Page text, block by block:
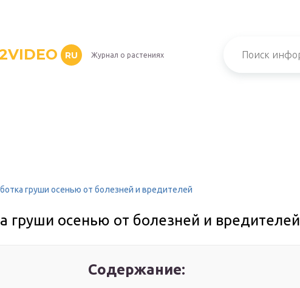
RU Журнал о растениях
груши осенью от болезней и вредителей
груши осенью от болезней и вредителей
Содержание: